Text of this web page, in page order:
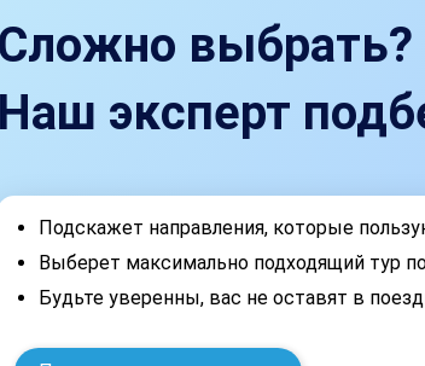
Сложно выбрать?
Наш эксперт
Подскажет направления, которые
Выберет максимально подходящий тур
Будьте уверенны, вас не оставят в